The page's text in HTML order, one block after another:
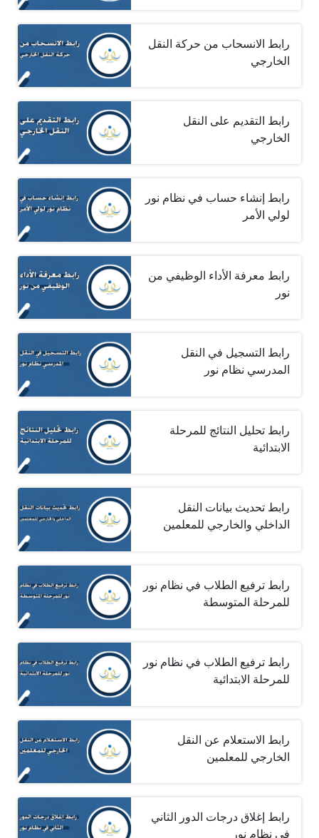
رابط الانسحاب من حركة النقل
الخارجي
رابط التقديم على النقل
الخارجي
رابط إنشاء حساب في نظام نور
لولي الأمر
رابط معرفة الأداء الوظيفي من
نور
رابط التسجيل في النقل
المدرسي نظام نور
رابط تحليل النتائج للمرحلة
الابتدائية
رابط تحديث بيانات النقل
الداخلي والخارجي للمعلمين
رابط ترفيع الطلاب في نظام نور
للمرحلة المتوسطة
رابط ترفيع الطلاب في نظام نور
للمرحلة الابتدائية
رابط الاستعلام عن النقل
الخارجي للمعلمين
رابط إغلاق درجات الدور الثاني
في نظام نور